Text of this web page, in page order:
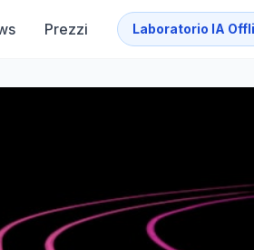
Prezzi Laboratorio IA